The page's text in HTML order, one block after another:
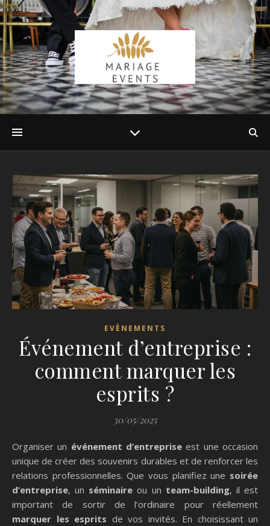
EVÈNEMENTS
Événement d’entreprise :
comment marquer les
esprits ?
30/05/2025
Organiser un événement d’entreprise est une occasion
unique de créer des souvenirs durables et de renforcer les
relations professionnelles. Que vous planifiez une soirée
d’entreprise, un séminaire ou un team-building, il est
important de sortir de l’ordinaire pour réellement
marquer les esprits de vos invités. En choisissant un